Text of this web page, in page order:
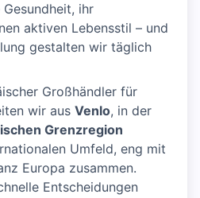
ihr
aktiven Lebensstil – und
gestalten wir täglich
Großhändler für
wir aus Venlo, in der
Grenzregion
Umfeld, eng mit
Europa zusammen.
Entscheidungen